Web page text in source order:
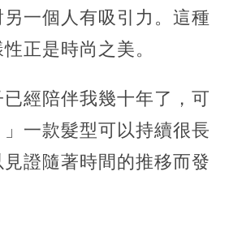
一個人有吸引力。這種
正是時尚之美。
已經陪伴我幾十年了，可
一款髮型可以持續很長
證隨著時間的推移而發